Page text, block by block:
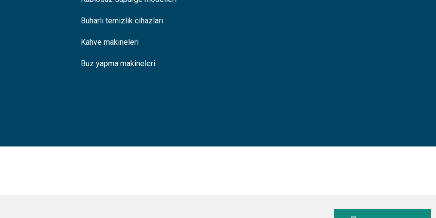
Buharlı temizlik cihazları
Kahve makineleri
Buz yapma makineleri